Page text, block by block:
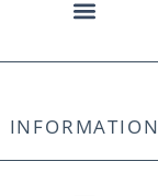
INFORMATION